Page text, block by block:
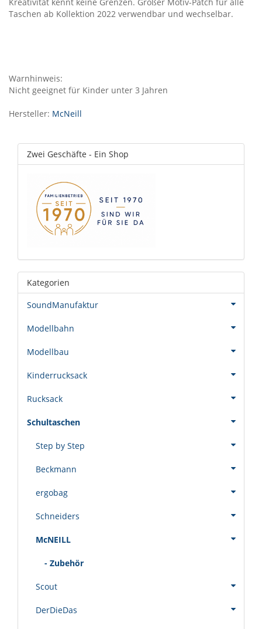
Taschen ab Kollektion 2022 verwendbar und wechselbar.
Warnhinweis:
Nicht geeignet für Kinder unter 3 Jahren
Hersteller: McNeill
Zwei Geschäfte - Ein Shop
Kategorien
SoundManufaktur
Modellbahn
Modellbau
Kinderrucksack
Rucksack
Schultaschen
Step by Step
Beckmann
ergobag
Schneiders
McNEILL
- Zubehör
Scout
DerDieDas